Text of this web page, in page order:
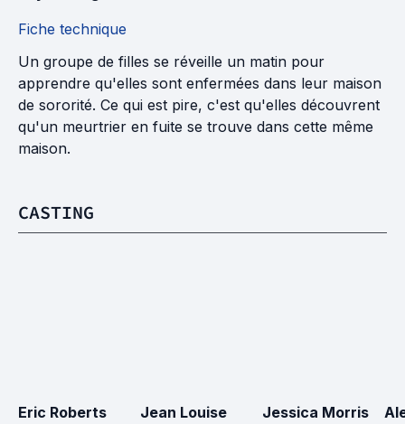
Fiche technique
Un groupe de filles se réveille un matin pour
apprendre qu'elles sont enfermées dans leur maison
de sororité. Ce qui est pire, c'est qu'elles découvrent
qu'un meurtrier en fuite se trouve dans cette même
maison.
CASTING
Eric Roberts
Jean Louise
Jessica Morris